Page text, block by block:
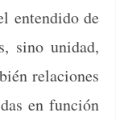
enten­di­do de
sino unidad,
rela­ciones
en fun­ción